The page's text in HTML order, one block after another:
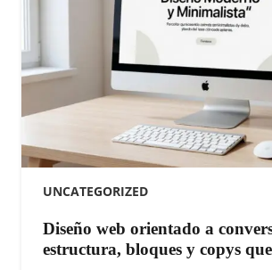
UNCATEGORIZED
Diseño web orientado a
estructura, bloques y copys